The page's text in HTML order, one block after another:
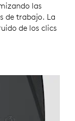
las
de trabajo. La
de los clics
se reduce en